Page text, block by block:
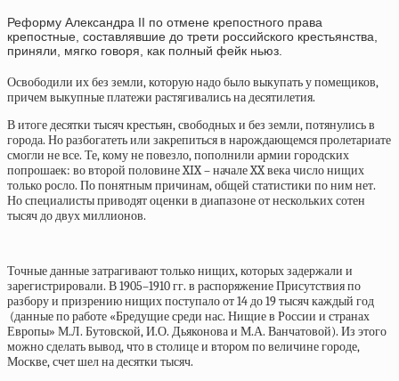
Реформу Александра II по отмене крепостного права
крепостные, составлявшие до трети российского крестьянства,
приняли, мягко говоря, как полный фейк ньюз.
Освободили их без земли, которую надо было выкупать у помещиков,
причем выкупные платежи растягивались на десятилетия.
В итоге десятки тысяч крестьян, свободных и без земли, потянулись в
города. Но разбогатеть или закрепиться в нарождающемся пролетариате
смогли не все. Те, кому не повезло, пополнили армии городских
попрошаек: во второй половине XIX – начале XX века число нищих
только росло. По понятным причинам, общей статистики по ним нет.
Но специалисты приводят оценки в диапазоне от нескольких сотен
тысяч до двух миллионов.
Точные данные затрагивают только нищих, которых задержали и
зарегистрировали. В 1905–1910 гг. в распоряжение Присутствия по
разбору и призрению нищих поступало от 14 до 19 тысяч каждый год
(данные поработе «Бредущие среди нас. Нищие в России и странах
Европы» М.Л. Бутовской, И.О. Дьяконова и М.А. Ванчатовой). Из этого
можно сделать вывод, что в столице и втором по величине городе,
Москве, счет шел на десятки тысяч.